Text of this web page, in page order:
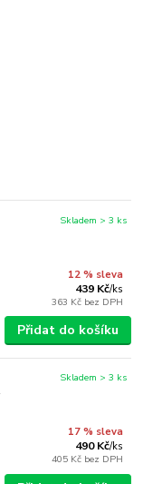
12 % sleva
439 Kč/ks
363 Kč bez DPH
Skladem > 3 ks
Přidat do košíku
17 % sleva
490 Kč/ks
405 Kč bez DPH
Skladem > 3 ks